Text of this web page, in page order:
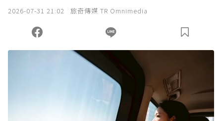
您當前剩餘 U 利點數：0點；前往 購買點數
2026-07-31 21:02 旅奇傳媒 TR Omnimedia